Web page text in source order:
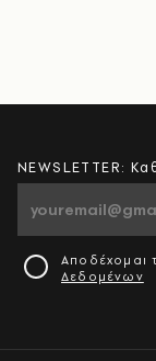
NEWSLETTER:
Αποδέχομαι
Δεδομένων